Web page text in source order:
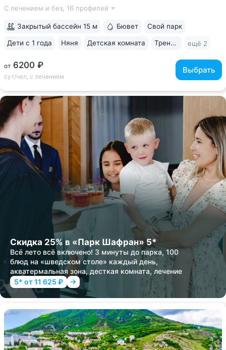
с Канаткой, Храмом воздуха и Долиной роз. Зона
С лечением и без, 16 профилей
от 6200 ₽
сут/чел, с лечением
Выбрать
Закрытый бассейн 15 м Бювет Свой парк
Дети с 1 года Няня Детская комната Тренажерный зал ещё 2
Скидка 25% в «Парк Шафран» 5*
Всё лето всё включено! 3 минуты до парка, 100
блюд на «шведском столе» каждый день,
акватермальная зона, десткая комната, лечение
5* от 11 625 ₽